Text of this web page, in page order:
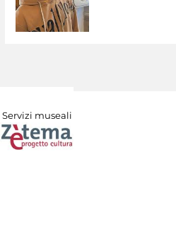
Servizi museali